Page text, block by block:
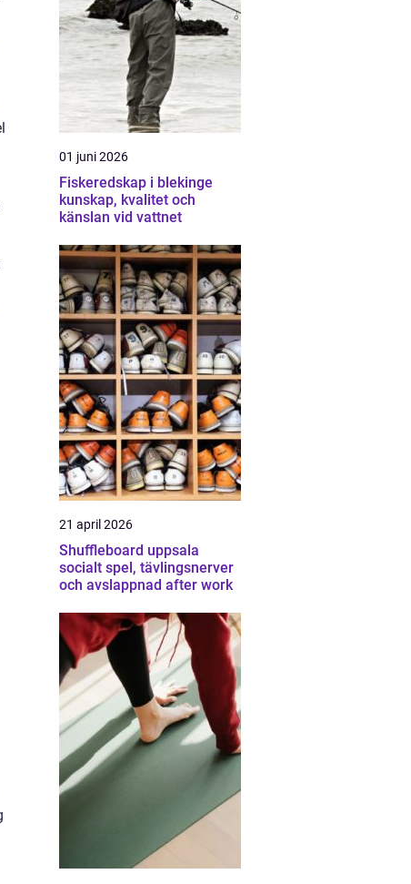
01 juni 2026
Fiskeredskap i blekinge
kunskap, kvalitet och
känslan vid vattnet
21 april 2026
Shuffleboard uppsala
socialt spel, tävlingsnerver
och avslappnad after work